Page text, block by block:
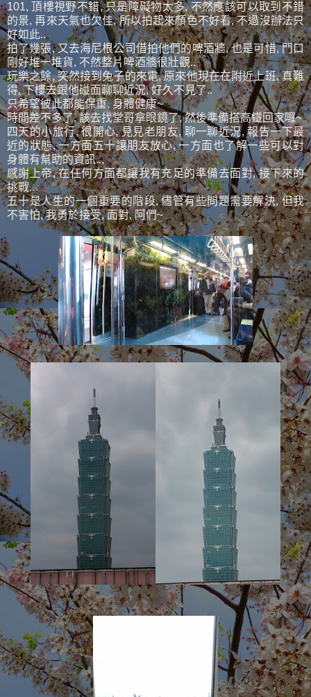
101, 頂樓視野不錯, 只是障礙物太多, 不然應該可以取到不錯
的景, 再來天氣也欠佳, 所以拍起來顏色不好看, 不過沒辦法只
好如此..
拍了幾張, 又去海尼根公司借拍他們的啤酒牆, 也是可惜, 門口
剛好堆一堆貨, 不然整片啤酒牆很壯觀..
玩樂之餘, 突然接到兔子的來電, 原來他現在在附近上班, 真難
得, 下樓去跟他碰面聊聊近況, 好久不見了..
只希望彼此都能保重, 身體健康~
時間差不多了, 該去找堂哥拿眼鏡了, 然後準備搭高鐵回家囉~
四天的小旅行, 很開心, 見見老朋友, 聊一聊近況, 報告一下最
近的狀態, 一方面五十讓朋友放心, 一方面也了解一些可以對
身體有幫助的資訊..,
感謝上帝, 在任何方面都讓我有充足的準備去面對, 接下來的
挑戰..
五十是人生的一個重要的階段, 儘管有些問題需要解決, 但我
不害怕, 我勇於接受, 面對, 阿們~